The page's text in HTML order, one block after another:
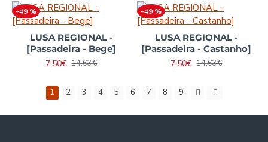
-49 %
LUSA REGIONAL -
[Passadeira - Bege]
7,50€ 14,63€
-49 %
LUSA REGIONAL -
[Passadeira - Castanho]
7,50€ 14,63€
1 2 3 4 5 6 7 8 9